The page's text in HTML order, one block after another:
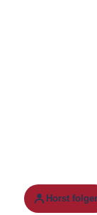
Horst